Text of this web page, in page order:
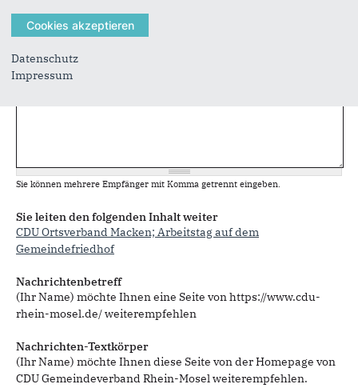
Eigener Name*
Senden an
Sie können mehrere Empfänger mit Komma getrennt eingeben.
Sie leiten den folgenden Inhalt weiter
CDU Ortsverband Macken; Arbeitstag auf dem
Gemeindefriedhof
Nachrichtenbetreff
(Ihr Name) möchte Ihnen eine Seite von https://www.cdu-
rhein-mosel.de/ weiterempfehlen
Nachrichten-Textkörper
(Ihr Name) möchte Ihnen diese Seite von der Homepage von
CDU Gemeindeverband Rhein-Mosel weiterempfehlen.
Datenschutz
Impressum